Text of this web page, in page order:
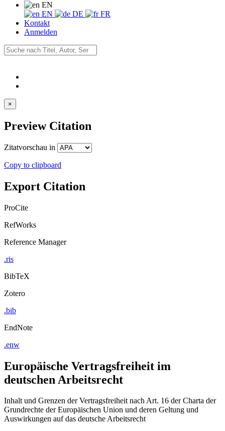
EN
EN
DE
FR
Kontakt
Anmelden
×
Preview Citation
Zitatvorschau in
Copy to clipboard
Export Citation
ProCite
RefWorks
Reference Manager
.ris
BibTeX
Zotero
.bib
EndNote
.enw
Europäische Vertragsfreiheit im
deutschen Arbeitsrecht
Inhalt und Grenzen der Vertragsfreiheit nach Art. 16 der Charta der
Grundrechte der Europäischen Union und deren Geltung und
Auswirkungen auf das deutsche Arbeitsrecht